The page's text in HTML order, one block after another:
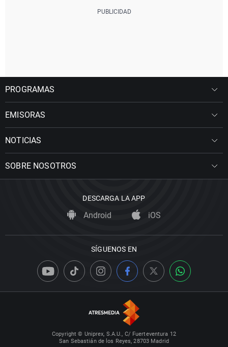
PROGRAMAS
EMISORAS
NOTICIAS
SOBRE NOSOTROS
DESCARGA LA APP
Android iOS
SÍGUENOS EN
Copyright © Uniprex, S.A.U., C/ Fuerteventura 12
San Sebastián de los Reyes, 28703 Madrid